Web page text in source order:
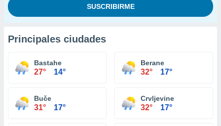
Principales ciudades
Bastahe
27° 14°
Berane
32° 17°
Buče
31° 17°
Crvljevine
32° 17°